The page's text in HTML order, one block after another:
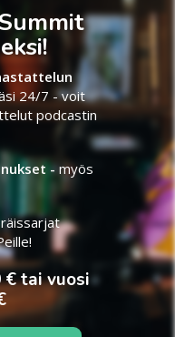
24/7 - voit
podcastin
-myös
€ tai vuosi